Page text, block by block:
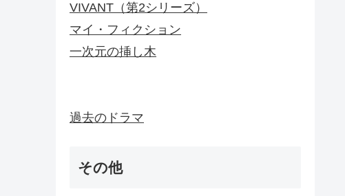
VIVANT（第2シリーズ）
マイ・フィクション
一次元の挿し木
過去のドラマ
その他